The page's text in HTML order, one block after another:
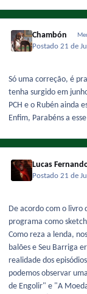
Chambón
Postado21 de
Só uma correção, é
tenha surgido em
PCH e o Rubén ainda
Enfim, Parabéns a
Lucas
Postado21 de
De acordo com o livro
programa como
Como reza a lenda,
balões e Seu Barriga
realidade dos
podemos observar
de Engolir" e "A